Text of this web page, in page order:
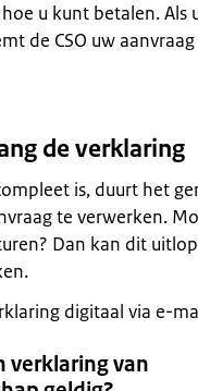
u kunt betalen. Als
de CSO uw
de verklaring
is, duurt het
te verwerken.
Dan kan dit
digitaal via e-
verklaring van